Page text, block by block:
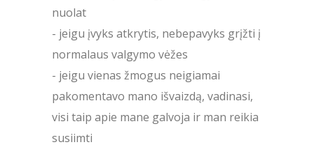
nuolat
- jeigu įvyks atkrytis, nebepavyks grįžti į
normalaus valgymo vėžes
- jeigu vienas žmogus neigiamai
pakomentavo mano išvaizdą, vadinasi,
visi taip apie mane galvoja ir man reikia
susiimti